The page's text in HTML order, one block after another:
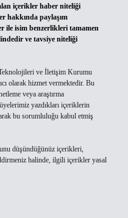
içerikler haber niteliği
hakkında paylaşım
ile isim benzerlikleri tamamen
ve tavsiye niteliği
ve İletişim Kurumu
olarak hizmet vermektedir. Bu
veya araştırma
yazdıkları içeriklerin
bu sorumluluğu kabul etmiş
düşündüğünüz içerikleri,
halinde, ilgili içerikler yasal